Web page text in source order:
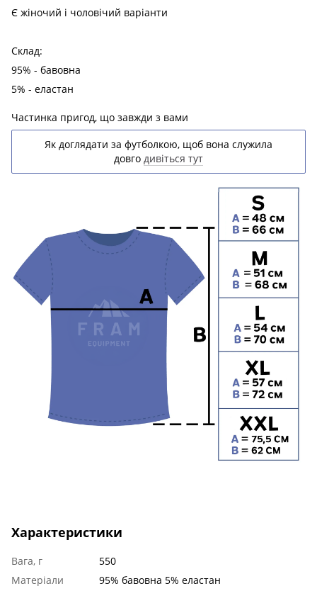
Є жіночий і чоловічий варіанти
Склад:
95% - бавовна
5% - еластан
Частинка пригод, що завжди з вами
Як доглядати за футболкою, щоб вона служила
довго дивіться тут
Характеристики
Вага, г
550
Матеріали
95% бавовна 5% еластан